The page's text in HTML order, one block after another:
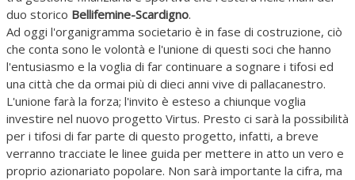
duo storico Bellifemine-Scardigno.
Ad oggi l'organigramma societario è in fase di costruzione, ciò
che conta sono le volontà e l'unione di questi soci che hanno
l'entusiasmo e la voglia di far continuare a sognare i tifosi ed
una città che da ormai più di dieci anni vive di pallacanestro.
L'unione farà la forza; l'invito è esteso a chiunque voglia
investire nel nuovo progetto Virtus. Presto ci sarà la possibilità
per i tifosi di far parte di questo progetto, infatti, a breve
verranno tracciate le linee guida per mettere in atto un vero e
proprio azionariato popolare. Non sarà importante la cifra, ma